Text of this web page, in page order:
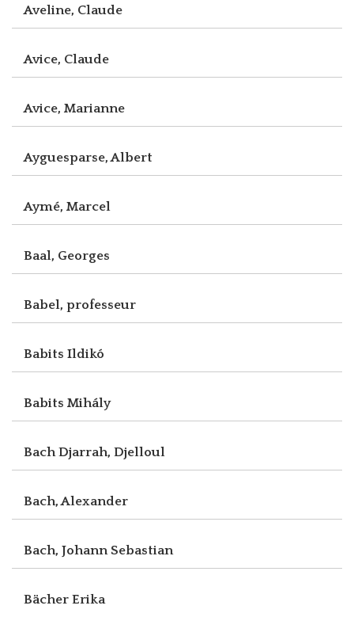
Aveline, Claude
Avice, Claude
Avice, Marianne
Ayguesparse, Albert
Aymé, Marcel
Baal, Georges
Babel, professeur
Babits Ildikó
Babits Mihály
Bach Djarrah, Djelloul
Bach, Alexander
Bach, Johann Sebastian
Bächer Erika